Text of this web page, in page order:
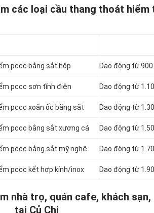
các loại cầu thang thoát hiểm
pccc bằng sắt hộp Dao động từ
pccc sơn tĩnh điện Dao động từ
pccc xoắn ốc bằng sắt Dao động từ
pccc bằng sắt xương cá Dao động từ
pccc bằng sắt mỹ nghệ Dao động từ
pccc kết hợp kính/inox Dao động từ
nhà trọ, quán cafe, khách sạn,
tại Củ Chi